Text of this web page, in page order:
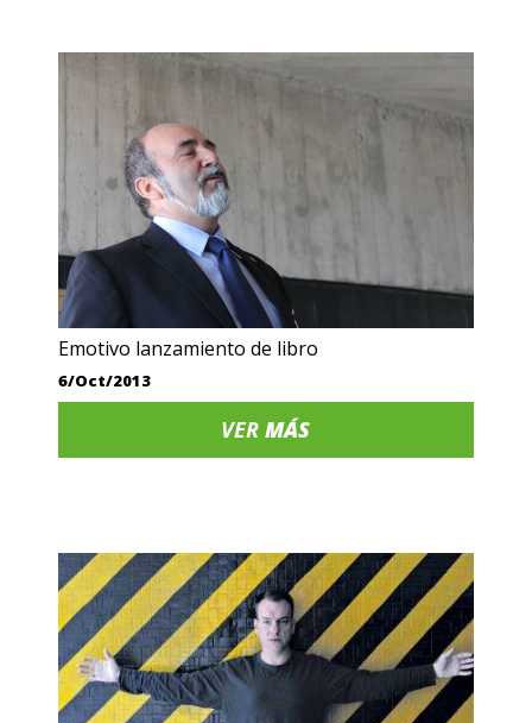
Emotivo lanzamiento de libro
6/Oct/2013
VERMÁS